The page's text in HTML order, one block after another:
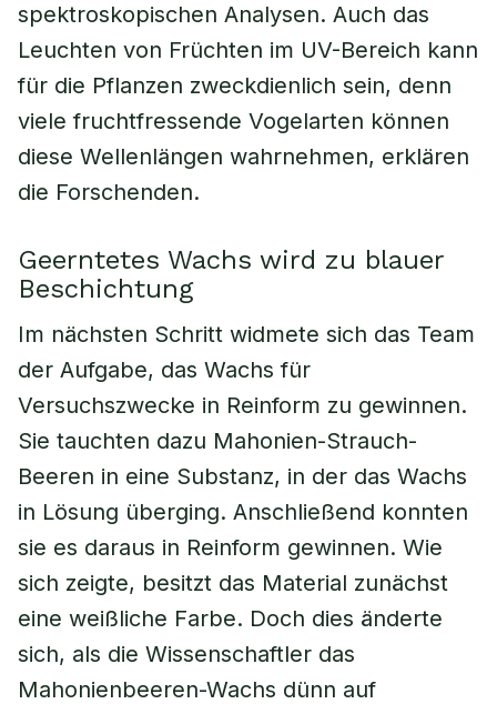
spektroskopischen Analysen. Auch das
Leuchten von Früchten im UV-Bereich kann
für die Pflanzen zweckdienlich sein, denn
viele fruchtfressende Vogelarten können
diese Wellenlängen wahrnehmen, erklären
die Forschenden.
Geerntetes Wachs wird zu blauer
Beschichtung
Im nächsten Schritt widmete sich das Team
der Aufgabe, das Wachs für
Versuchszwecke in Reinform zu gewinnen.
Sie tauchten dazu Mahonien-Strauch-
Beeren in eine Substanz, in der das Wachs
in Lösung überging. Anschließend konnten
sie es daraus in Reinform gewinnen. Wie
sich zeigte, besitzt das Material zunächst
eine weißliche Farbe. Doch dies änderte
sich, als die Wissenschaftler das
Mahonienbeeren-Wachs dünn auf